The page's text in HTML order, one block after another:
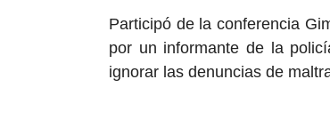
Participó de la conferencia
por un informante de la
ignorar las denuncias de